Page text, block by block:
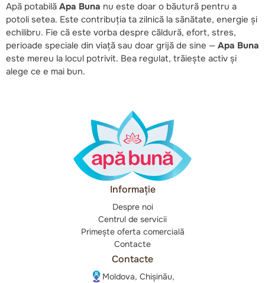
Apă potabilă Apa Buna nu este doar o băutură pentru a
potoli setea. Este contribuția ta zilnică la sănătate, energie și
echilibru. Fie că este vorba despre căldură, efort, stres,
perioade speciale din viață sau doar grijă de sine — Apa Buna
este mereu la locul potrivit. Bea regulat, trăiește activ și
alege ce e mai bun.
Informație
Despre noi
Centrul de servicii
Primește oferta comercială
Contacte
Contacte
Moldova, Chișinău,